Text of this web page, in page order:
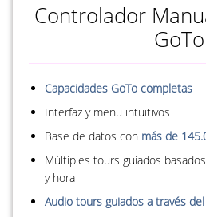
Controlador
GoTo
Capacidades GoTo completas
Interfaz y menu intuitivos
Base de datos con más de
Múltiples tours guiados
y hora
Audio tours guiados a través